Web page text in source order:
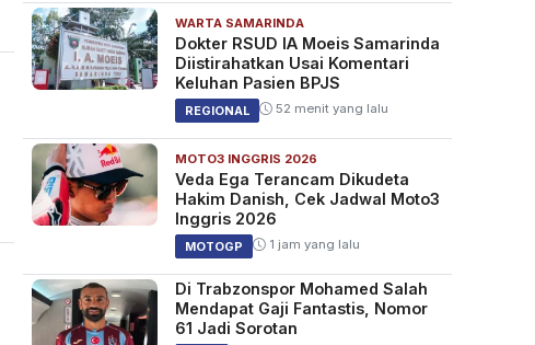
WARTA SAMARINDA
Dokter RSUD IA Moeis Samarinda
Diistirahatkan Usai Komentari
Keluhan Pasien BPJS
REGIONAL 52 menit yang lalu
MOTO3 INGGRIS 2026
Veda Ega Terancam Dikudeta
Hakim Danish, Cek Jadwal Moto3
Inggris 2026
MOTOGP 1 jam yang lalu
Di Trabzonspor Mohamed Salah
Mendapat Gaji Fantastis, Nomor
61 Jadi Sorotan